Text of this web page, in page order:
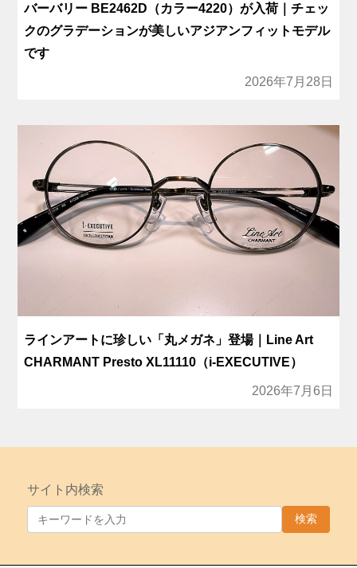
バーバリー BE2462D（カラー4220）が入荷｜チェッ
クのグラデーションが美しいアジアンフィットモデル
です
2026年7月28日
ラインアートに珍しい「丸メガネ」登場｜Line Art
CHARMANT Presto XL11110（i-EXECUTIVE）
2026年7月6日
サイト内検索
検索